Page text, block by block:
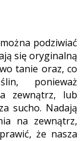
podziwiać
się oryginalną
tanie oraz, co
ponieważ
zewnątrz, lub
sucho. Nadają
na zewnątrz,
że nasza